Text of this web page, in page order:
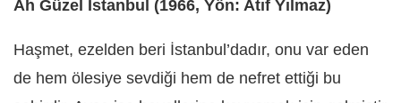
Ah Güzel İstanbul (1966, Yön: Atıf Yılmaz)
Haşmet, ezelden beri İstanbul’dadır, onu var eden
de hem ölesiye sevdiği hem de nefret ettiği bu